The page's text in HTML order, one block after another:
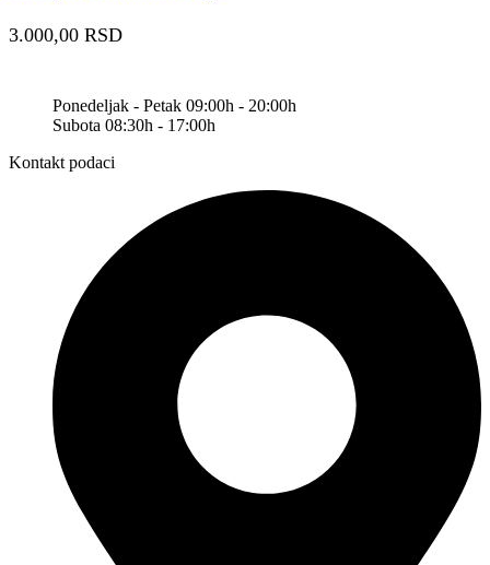
3.000,00 RSD
Ponedeljak - Petak 09:00h - 20:00h
Subota 08:30h - 17:00h
Kontakt podaci